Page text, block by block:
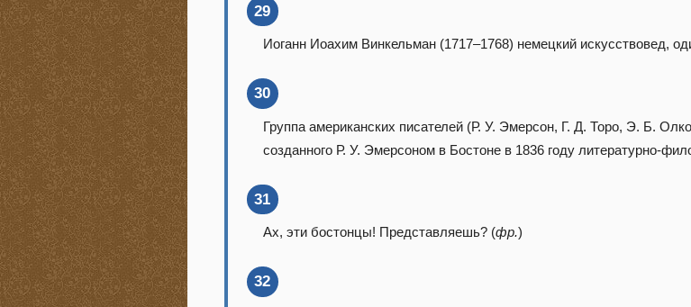
29
Иоганн Иоахим Винкельман (1717–1768) немецкий искусствовед,
30
Группа американских писателей (Р. У. Эмерсон, Г. Д. Торо, Э. Б.
созданного Р. У. Эмерсоном в Бостоне в 1836 году литературно-
31
Ах, эти бостонцы! Представляешь? (фр.)
32